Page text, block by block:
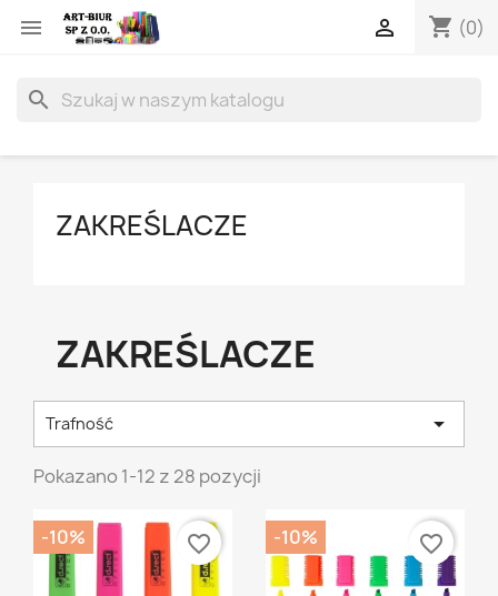
 shopping_cart (0)

search
ZAKREŚLACZE
ZAKREŚLACZE
Trafność 
Pokazano 1-12 z 28 pozycji
-10% favorite_border -10% favorite_border